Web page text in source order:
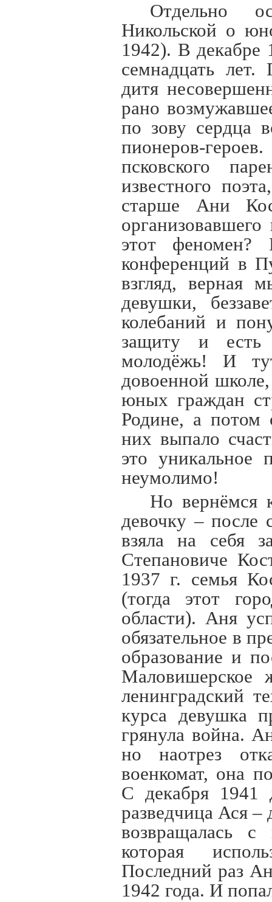
Отдельно
Никольской о
1942). В декабре
семнадцать
дитя
рано
по зову сердца
пионеров-
псковского
известного
старше Ани
этот феномен?
конференций в
взгляд, верная
девушки,
колебаний и
защиту и есть
молодёжь! И
довоенной
юных граждан
Родине, а
них выпало
это уникальное
неумолимо!
Но вернёмся
девочку – после
взяла на себя
Степановиче
1937 г. семья
(тогда этот
области). Аня
обязательное в
образование и
Маловишерское
ленинградский
курса девушка
грянула война.
но наотрез
военкомат, она
С декабря 1941
разведчица Ася –
возвращалась с
которая
Последний раз
1942 года. И